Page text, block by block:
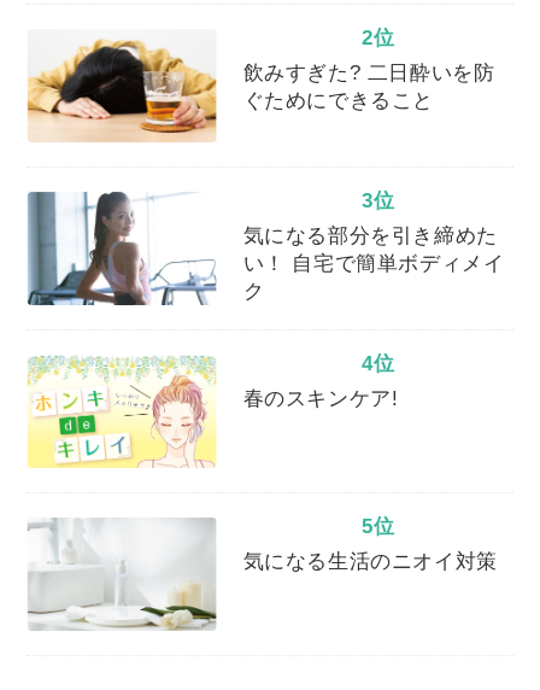
2位
飲みすぎた? 二日酔いを防
ぐためにできること
3位
気になる部分を引き締めた
い！ 自宅で簡単ボディメイ
ク
4位
春のスキンケア!
5位
気になる生活のニオイ対策